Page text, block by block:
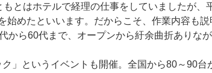
とはホテルで経理の仕事をしていましたが、
めたといいます。だからこそ、作業内容も説
から60代まで、オープンから紆余曲折ありな
」というイベントも開催。全国から80～90台